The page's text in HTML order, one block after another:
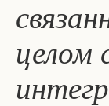
целом